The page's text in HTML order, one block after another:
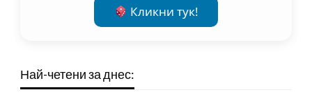
Кликни тук!
Най-четени за днес: